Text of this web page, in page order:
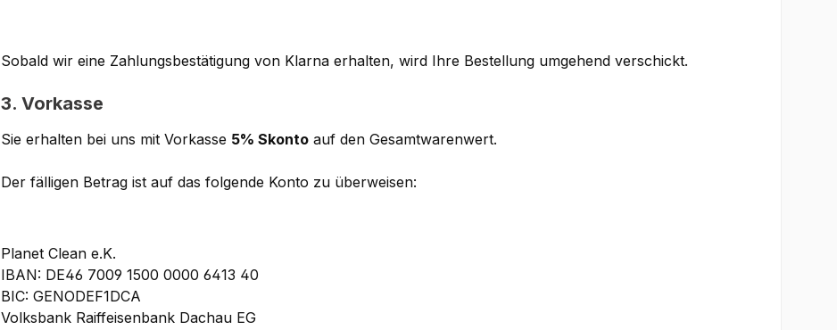
Sobald wir eine Zahlungsbestätigung von Klarna erhalten, wird Ihre Bestellung umgehend verschickt.
3. Vorkasse
Sie erhalten bei uns mit Vorkasse 5% Skonto auf den Gesamtwarenwert.
Der fälligen Betrag ist auf das folgende Konto zu überweisen:
Planet Clean e.K.
IBAN: DE46 7009 1500 0000 6413 40
BIC: GENODEF1DCA
Volksbank Raiffeisenbank Dachau EG